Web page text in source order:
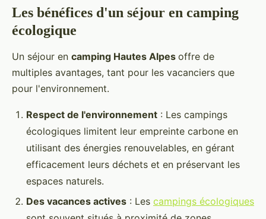
Les bénéfices d'un séjour en camping
écologique
Un séjour en camping Hautes Alpes offre de
multiples avantages, tant pour les vacanciers que
pour l'environnement.
Respect de l'environnement : Les campings
écologiques limitent leur empreinte carbone en
utilisant des énergies renouvelables, en gérant
efficacement leurs déchets et en préservant les
espaces naturels.
Des vacances actives : Les campings écologiques